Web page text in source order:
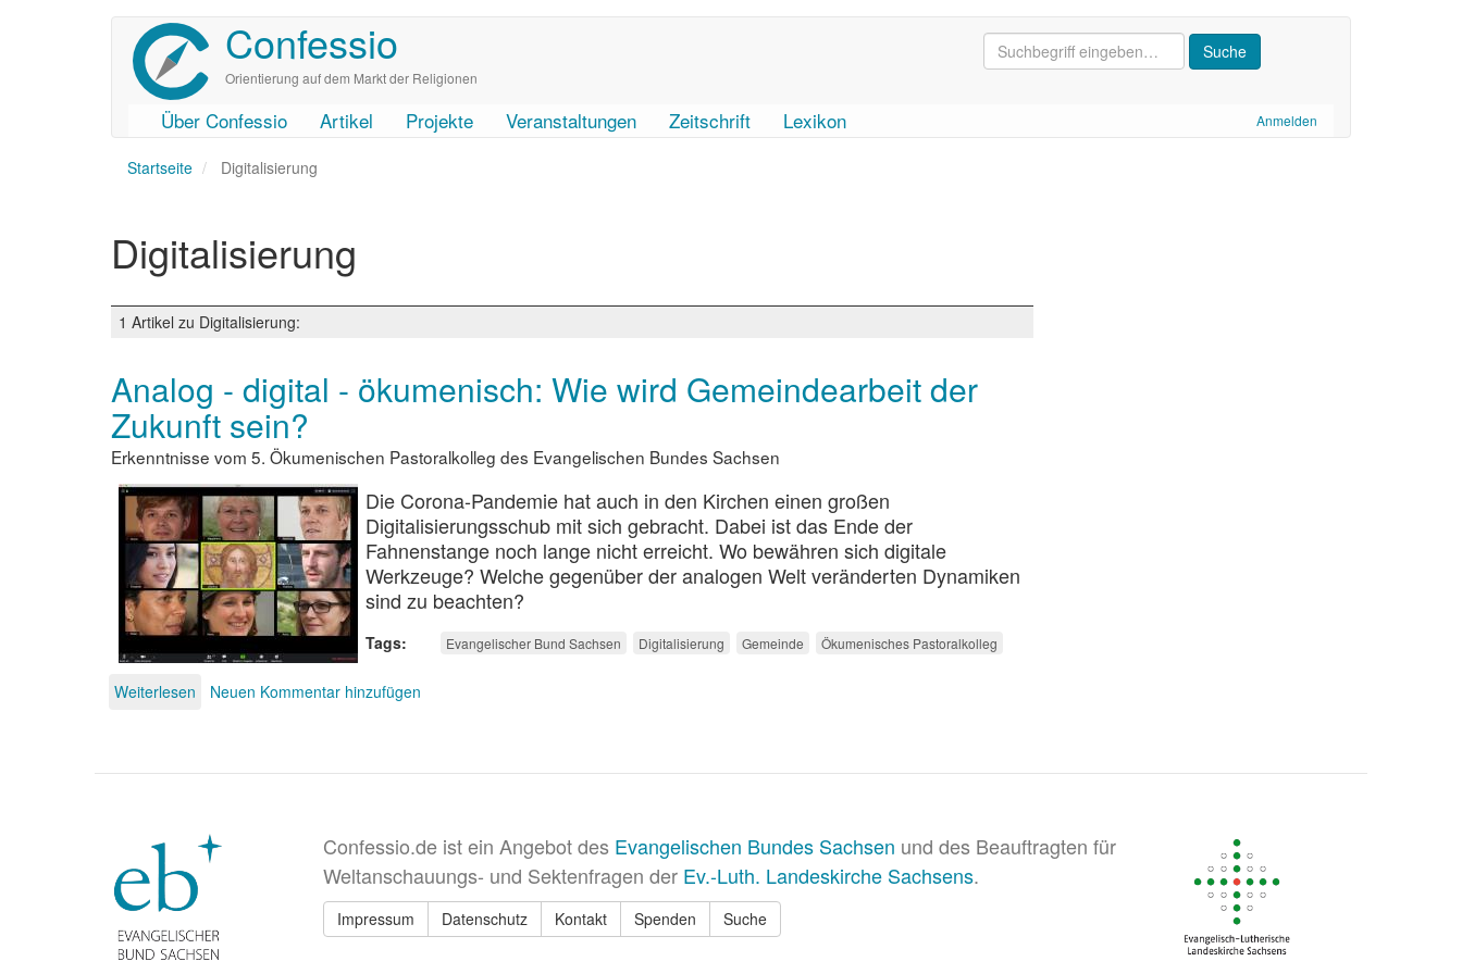
Confessio
Orientierung auf dem Markt der Religionen
User
account
Anmelden
Main
navigation
Über Confessio Artikel Projekte Veranstaltungen Zeitschrift Lexikon
Startseite Digitalisierung
Digitalisierung
1 Artikel zu Digitalisierung:
Analog - digital - ökumenisch: Wie wird Gemeindearbeit der
Zukunft sein?
Erkenntnisse vom 5. Ökumenischen Pastoralkolleg des Evangelischen Bundes Sachsen
Die Corona-Pandemie hat auch in den Kirchen einen großen
Digitalisierungsschub mit sich gebracht. Dabei ist das Ende der
Fahnenstange noch lange nicht erreicht. Wo bewähren sich digitale
Werkzeuge? Welche gegenüber der analogen Welt veränderten Dynamiken
sind zu beachten?
Tags Evangelischer Bund Sachsen Digitalisierung Gemeinde Ökumenisches Pastoralkolleg
Weiterlesen über
-
wird
Gemeindearbeit
der
Zukunft
Neuen Kommentar hinzufügen
Confessio.de ist ein Angebot des Evangelischen Bundes Sachsen und des Beauftragten für
Weltanschauungs- und Sektenfragen der Ev.-Luth. Landeskirche Sachsens.
Impressum Datenschutz Kontakt Spenden Suche